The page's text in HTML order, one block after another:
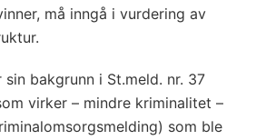
må inngå i vurdering av
sin bakgrunn i St.meld. nr. 37
virker – mindre kriminalitet –
som ble